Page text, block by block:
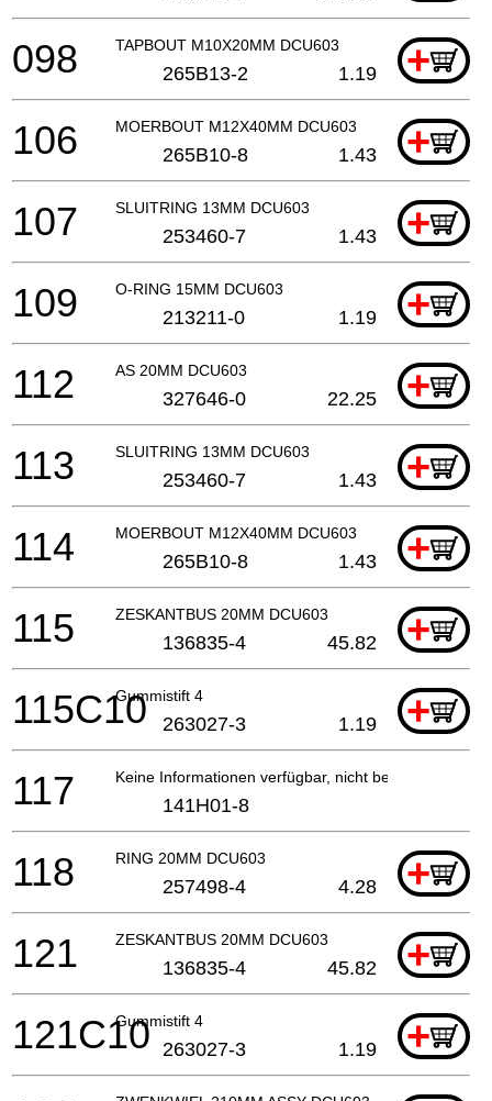
TAPBOUT M10X20MM DCU603 +
098 265B13-2 1.19
MOERBOUT M12X40MM DCU603 +
106 265B10-8 1.43
SLUITRING 13MM DCU603 +
107 253460-7 1.43
O-RING 15MM DCU603 +
109 213211-0 1.19
AS 20MM DCU603 +
112 327646-0 22.25
SLUITRING 13MM DCU603 +
113 253460-7 1.43
MOERBOUT M12X40MM DCU603 +
114 265B10-8 1.43
ZESKANTBUS 20MM DCU603 +
115 136835-4 45.82
Gummistift 4 +
115C10 263027-3 1.19
Keine Informationen verfügbar, nicht bestellbar
117 141H01-8
RING 20MM DCU603 +
118 257498-4 4.28
ZESKANTBUS 20MM DCU603 +
121 136835-4 45.82
Gummistift 4 +
121C10 263027-3 1.19